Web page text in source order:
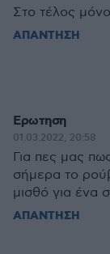
Στο τέλος
ΑΠΑΝΤΗΣΗ
Ερωτηση
01.03.2022, 20:58
Για πες μας
σήμερα το
μισθό για ένα
ΑΠΑΝΤΗΣΗ